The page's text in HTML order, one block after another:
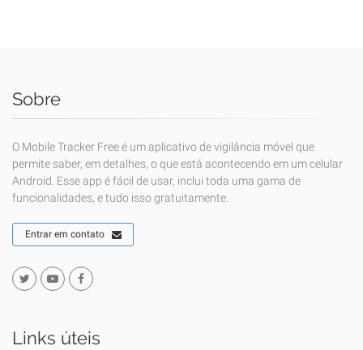
Sobre
O Mobile Tracker Free é um aplicativo de vigilância móvel que
permite saber, em detalhes, o que está acontecendo em um celular
Android. Esse app é fácil de usar, inclui toda uma gama de
funcionalidades, e tudo isso gratuitamente.
Entrar em contato
Links úteis